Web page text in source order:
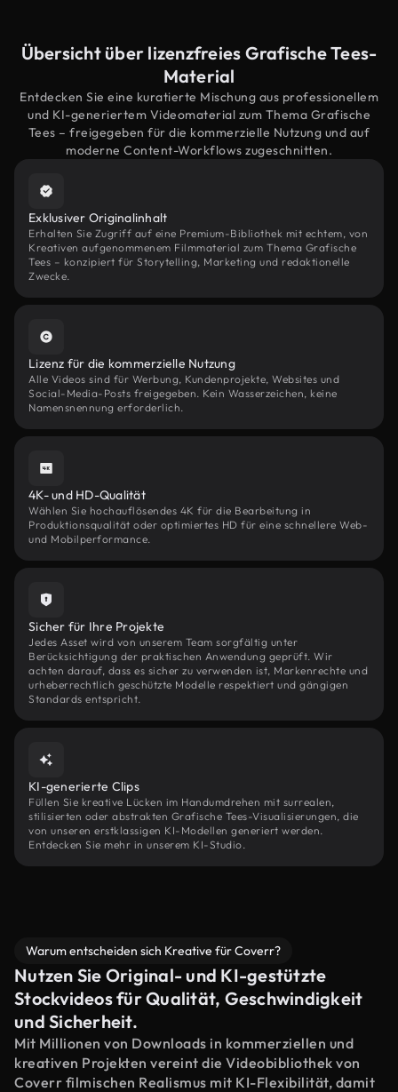
Übersicht über lizenzfreies Grafische Tees-
Material
Entdecken Sie eine kuratierte Mischung aus professionellem
und KI-generiertem Videomaterial zum Thema Grafische
Tees – freigegeben für die kommerzielle Nutzung und auf
moderne Content-Workflows zugeschnitten.
Exklusiver Originalinhalt
Erhalten Sie Zugriff auf eine Premium-Bibliothek mit echtem, von
Kreativen aufgenommenem Filmmaterial zum Thema Grafische
Tees – konzipiert für Storytelling, Marketing und redaktionelle
Zwecke.
Lizenz für die kommerzielle Nutzung
Alle Videos sind für Werbung, Kundenprojekte, Websites und
Social-Media-Posts freigegeben. Kein Wasserzeichen, keine
Namensnennung erforderlich.
4K- und HD-Qualität
Wählen Sie hochauflösendes 4K für die Bearbeitung in
Produktionsqualität oder optimiertes HD für eine schnellere Web-
und Mobilperformance.
Sicher für Ihre Projekte
Jedes Asset wird von unserem Team sorgfältig unter
Berücksichtigung der praktischen Anwendung geprüft. Wir
achten darauf, dass es sicher zu verwenden ist, Markenrechte und
urheberrechtlich geschützte Modelle respektiert und gängigen
Standards entspricht.
KI-generierte Clips
Füllen Sie kreative Lücken im Handumdrehen mit surrealen,
stilisierten oder abstrakten Grafische Tees-Visualisierungen, die
von unseren erstklassigen KI-Modellen generiert werden.
Entdecken Sie mehr in unserem KI-Studio.
Warum entscheiden sich Kreative für Coverr?
Nutzen Sie Original- und KI-gestützte
Stockvideos für Qualität, Geschwindigkeit
und Sicherheit.
Mit Millionen von Downloads in kommerziellen und
kreativen Projekten vereint die Videobibliothek von
Coverr filmischen Realismus mit KI-Flexibilität, damit